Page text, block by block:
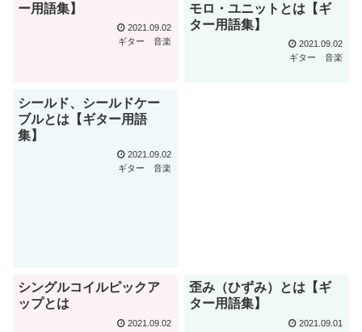
ー用語集】
2021.09.02
ギター
音楽
モロ・ユニットとは【ギ
ター用語集】
2021.09.02
ギター
音楽
シールド、シールドケー
ブルとは【ギター用語
集】
2021.09.02
ギター
音楽
シングルコイルピックア
ップとは
2021.09.02
歪み（ひずみ）とは【ギ
ター用語集】
2021.09.01